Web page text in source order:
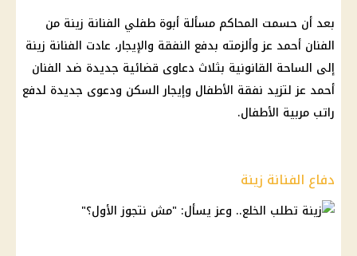
بعد أن حسمت المحاكم مسألة أبوة طفلي الفنانة زينة من
الفنان أحمد عز وألزمته بدفع النفقة والإيجار، عادت الفنانة زينة
إلى الساحة القانونية بثلاث دعاوى قضائية جديدة ضد الفنان
أحمد عز لتزيد نفقة الأطفال وإيجار السكن ودعوى جديدة لدفع
راتب مربية الأطفال.
دفاع الفنانة زينة